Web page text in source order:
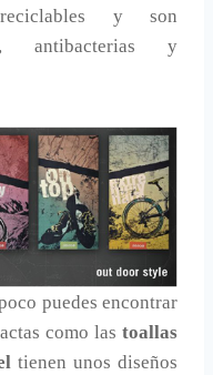
y son
antibacterias y
puedes encontrar
como las toallas
tienen unos diseños